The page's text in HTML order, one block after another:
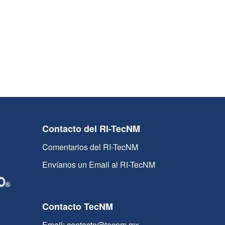
Contacto del RI-TecNM
Comentarios del RI-TecNM
Envíanos un Email al RI-TecNM
Contacto TecNM